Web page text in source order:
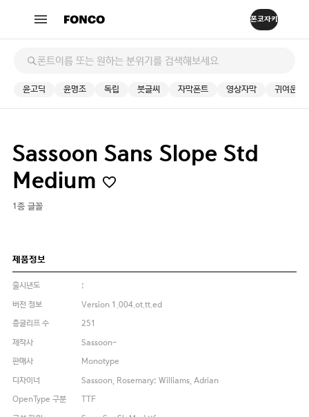
윤고딕 윤명조 독립 붓글씨 자막폰트 영상자막 귀여운
Sassoon Sans Slope Std
Medium
1종 글꼴
제품정보
출시년도
;
버전 정보
Version 1.004.ot.tt.ed
총글리프 수
251
제작사
Sassoon-
판매사
Monotype
디자이너
Sassoon, Rosemary; Williams, Adrian
OpenType 구분
TTF